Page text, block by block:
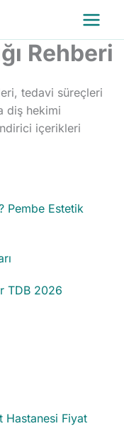
Rehberi
tedavi süreçleri
diş hekimi
içerikleri
Pembe Estetik
TDB 2026
Hastanesi Fiyat